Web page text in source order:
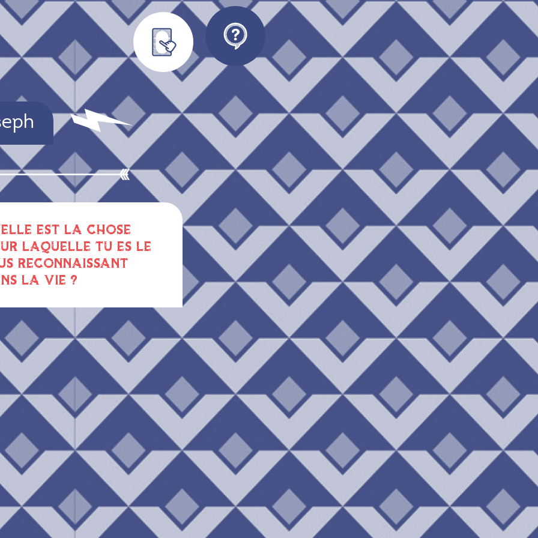
EST LA CHOSE
LAQUELLE TU ES LE
RECONNAISSANT
LA VIE ?